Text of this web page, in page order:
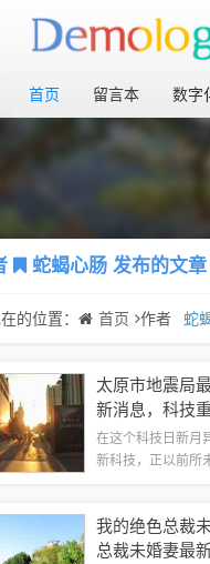
首页 留言本 数字
蛇蝎心肠发布的文章
的位置： 首页 作者 蛇
太原市地震局
新消息，科技
在这个科技日新月
新科技，正以前所
——"智震守护者"...
我的绝色总裁
总裁未婚妻最